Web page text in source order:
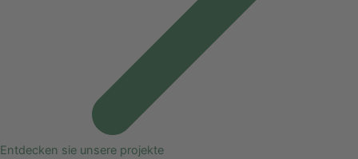
Entdecken sie unsere projekte